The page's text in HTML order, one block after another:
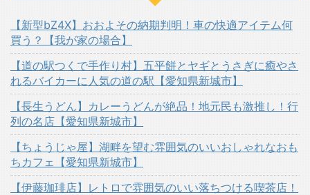
【新型bZ4X】おおよその納期判明！車の快適アイテム何
買う？【我が家の場合】
【道の駅つくで手作り村】五平餅とヤギとうさぎに癒やさ
れるバイカーに人気の道の駅【愛知県新城市】
【長生うどん】カレーうどんが絶品！地元民も激推し！行
列の名店【愛知県新城市】
【ちょうじゃ屋】湖畔を望む雰囲気のいいおしゃれなおも
ちカフェ【愛知県新城市】
【伊藤珈琲店】レトロで雰囲気のいい落ちつける喫茶店！